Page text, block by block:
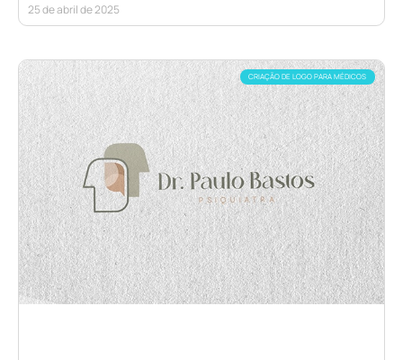
25 de abril de 2025
CRIAÇÃO DE LOGO PARA MÉDICOS